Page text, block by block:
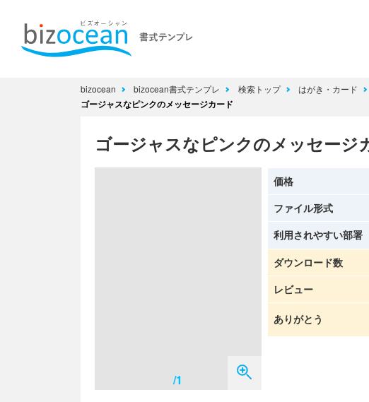
bizocean bizocean書式テンプレ 検索トップ はがき・カード
ゴージャスなピンクのメッセージカード
ゴージャスなピンクのメッセージ
/1
価格
ファイル形式
利用されやすい部署
ダウンロード数
レビュー
ありがとう